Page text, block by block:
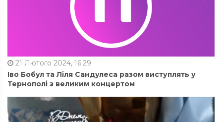
21 Лютого 2024, 16:29
Іво Бобул та Ліля Сандулеса разом виступлять у
Тернополі з великим концертом